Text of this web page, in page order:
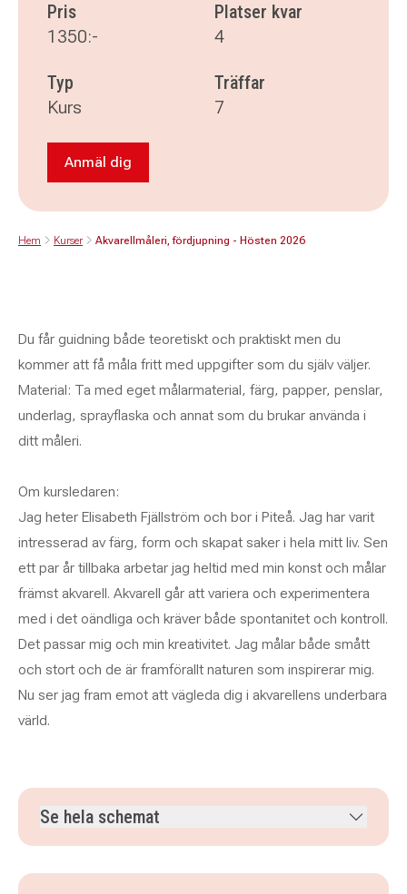
Pris
1350:-
Platser kvar
4
Typ
Kurs
Träffar
7
Anmäl dig till Akvarellmåleri, fördjupning -
Anmäl dig
Hem Kurser Akvarellmåleri, fördjupning - Hösten 2026
Du får guidning både teoretiskt och praktiskt men du
kommer att få måla fritt med uppgifter som du själv väljer.
Material: Ta med eget målarmaterial, färg, papper, penslar,
underlag, sprayflaska och annat som du brukar använda i
ditt måleri.
Om kursledaren:
Jag heter Elisabeth Fjällström och bor i Piteå. Jag har varit
intresserad av färg, form och skapat saker i hela mitt liv. Sen
ett par år tillbaka arbetar jag heltid med min konst och målar
främst akvarell. Akvarell går att variera och experimentera
med i det oändliga och kräver både spontanitet och kontroll.
Det passar mig och min kreativitet. Jag målar både smått
och stort och de är framförallt naturen som inspirerar mig.
Nu ser jag fram emot att vägleda dig i akvarellens underbara
värld.
Se hela schemat